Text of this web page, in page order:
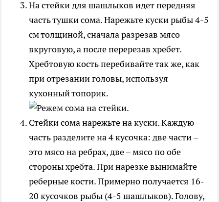
На стейки для шашлыков идет передняя
часть тушки сома. Нарежьте куски рыбы 4-5
см толщиной, сначала разрезав мясо
вкруговую, а после перерезав хребет.
Хребтовую кость перебивайте так же, как
при отрезании головы, используя
кухонный топорик.
Стейки сома нарежьте на куски. Каждую
часть разделите на 4 кусочка: две части –
это мясо на ребрах, две – мясо по обе
стороны хребта. При нарезке вынимайте
реберные кости. Примерно получается 16-
20 кусочков рыбы (4-5 шашлыков). Голову,